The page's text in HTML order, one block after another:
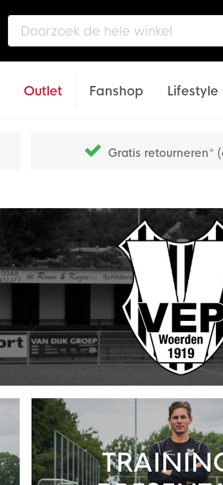
Outlet Fanshop Lifestyle
Gratis retourneren*